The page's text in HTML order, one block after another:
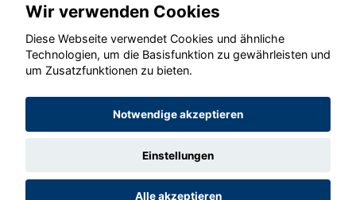
© konjunkturmotor.de GmbH 2020 - 2026
Wir verwenden Cookies
Diese Webseite verwendet Cookies und ähnliche
Technologien, um die Basisfunktion zu gewährleisten und
um Zusatzfunktionen zu bieten.
Notwendige akzeptieren
Einstellungen
Alle akzeptieren